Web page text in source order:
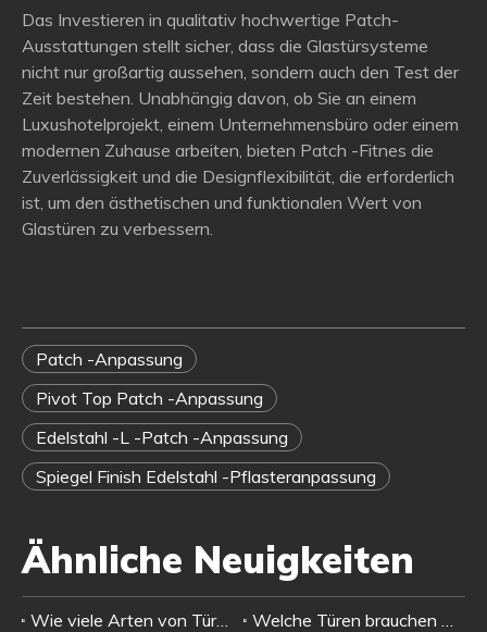
Das Investieren in qualitativ hochwertige Patch-
Ausstattungen stellt sicher, dass die Glastürsysteme
nicht nur großartig aussehen, sondern auch den Test der
Zeit bestehen. Unabhängig davon, ob Sie an einem
Luxushotelprojekt, einem Unternehmensbüro oder einem
modernen Zuhause arbeiten, bieten Patch -Fitnes die
Zuverlässigkeit und die Designflexibilität, die erforderlich
ist, um den ästhetischen und funktionalen Wert von
Glastüren zu verbessern.
Patch -Anpassung
Pivot Top Patch -Anpassung
Edelstahl -L -Patch -Anpassung
Spiegel Finish Edelstahl -Pflasteranpassung
Ähnliche Neuigkeiten
Wie viele Arten von Türschlägen?
Welche Türen brauchen Türschlüsse?